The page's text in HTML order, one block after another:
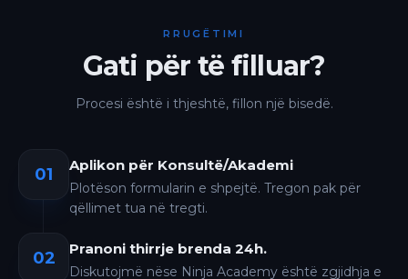
RRUGËTIMI
Gati për të filluar?
Procesi është i thjeshtë, fillon një bisedë.
01 Aplikon për Konsultë/Akademi
Plotëson formularin e shpejtë. Tregon pak për
qëllimet tua në tregti.
02 Pranoni thirrje brenda 24h.
Diskutojmë nëse Ninja Academy është zgjidhja e